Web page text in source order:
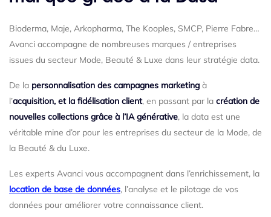
Bioderma, Maje, Arkopharma, The Kooples, SMCP, Pierre Fabre…
Avanci accompagne de nombreuses marques / entreprises
issues du secteur Mode, Beauté & Luxe dans leur stratégie data.
De la personnalisation des campagnes marketing à
l’acquisition, et la fidélisation client, en passant par la création de
nouvelles collections grâce à l’IA générative, la data est une
véritable mine d’or pour les entreprises du secteur de la Mode, de
la Beauté & du Luxe.
Les experts Avanci vous accompagnent dans l’enrichissement, la
location de base de données, l’analyse et le pilotage de vos
données pour améliorer votre connaissance client.